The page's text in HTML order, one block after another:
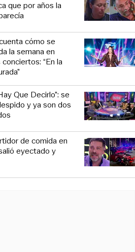
que por años la
cómo se
la semana en
“En la
Que Decirlo”: se
y ya son dos
de comida en
eyectado y